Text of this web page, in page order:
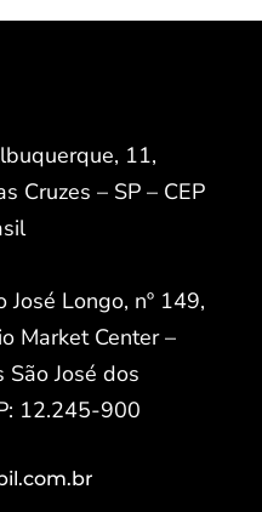
11,
Cruzes – SP – CEP
José Longo, nº 149,
Market Center –
São José dos
12.245-900